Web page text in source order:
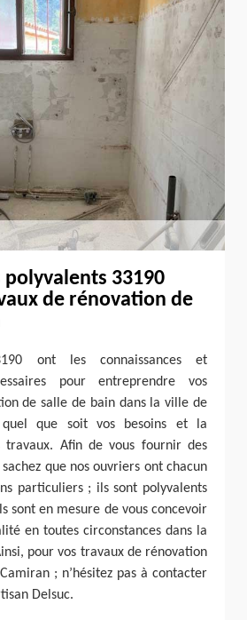
polyvalents 33190
de rénovation de
ont les connaissances et
pour entreprendre vos
de salle de bain dans la ville de
que soit vos besoins et la
travaux. Afin de vous fournir des
que nos ouvriers ont chacun
particuliers ; ils sont polyvalents
sont en mesure de vous concevoir
en toutes circonstances dans la
pour vos travaux de rénovation
; n’hésitez pas à contacter
Delsuc.